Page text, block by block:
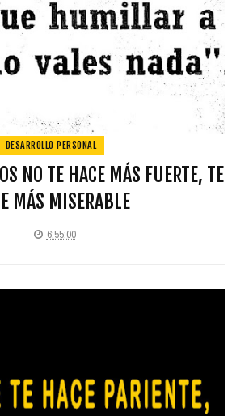
DESARROLLO PERSONAL
NO TE HACE MÁS FUERTE, TE
MÁS MISERABLE
6:55:00